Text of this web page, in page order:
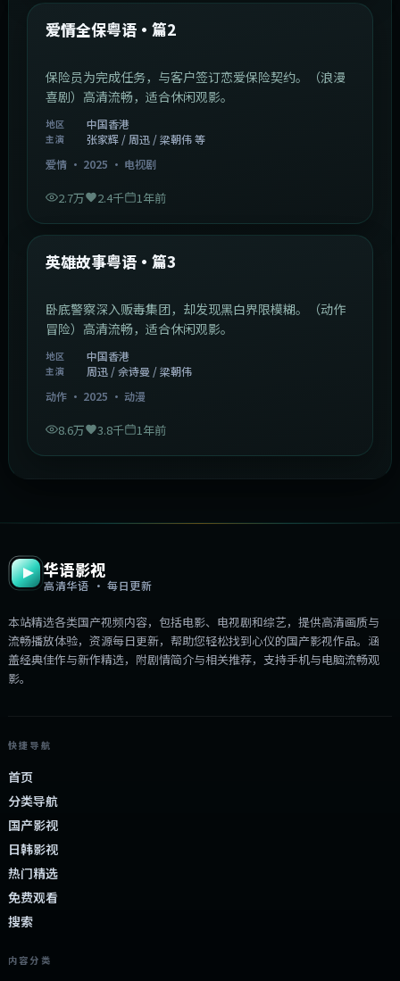
最新
爱情全保粤语·篇2
保险员为完成任务，与客户签订恋爱保险契约。（浪漫
喜剧）高清流畅，适合休闲观影。
地区 中国香港
主演
张家辉 / 周迅 / 梁朝伟 等
爱情· 2025 · 电视剧
2.7万 2.4千 1年前
最新
英雄故事粤语·篇3
卧底警察深入贩毒集团，却发现黑白界限模糊。（动作
冒险）高清流畅，适合休闲观影。
地区 中国香港
主演
周迅 / 佘诗曼 / 梁朝伟
动作· 2025 · 动漫
8.6万 3.8千 1年前
华语影视
高清华语 · 每日更新
本站精选各类国产视频内容，包括电影、电视剧和综艺，提供高清画质与
流畅播放体验，资源每日更新，帮助您轻松找到心仪的国产影视作品。涵
盖经典佳作与新作精选，附剧情简介与相关推荐，支持手机与电脑流畅观
影。
快捷导航
首页
分类导航
国产影视
日韩影视
热门精选
免费观看
搜索
内容分类